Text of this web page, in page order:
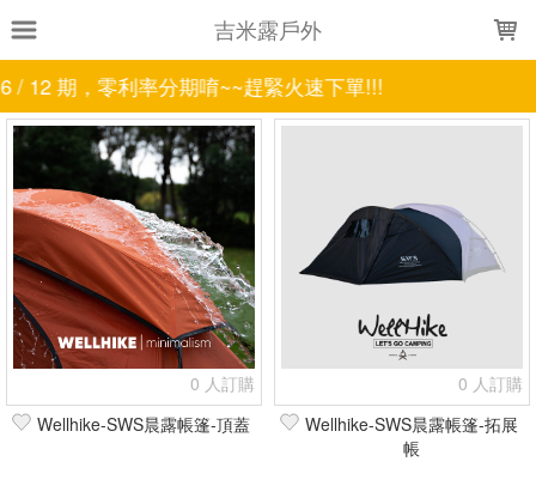
吉米露戶外
率分期唷~~趕緊火速下單!!!
上架時間 銷售件數 銷售價格
樣式尺寸篩選
全部樣式 黑 軍綠
卡其
栗子棕 銀 米白
5單位桌
藤黃
全部尺寸 1.1L 4.1kw
16L
17.5x17cm
19.5x2.7cm 450ml
750LM
不含戰術名牌
無主帳
0 人訂購
Wellhike-SWS晨露帳篷-頂蓋
0 人訂購
Wellhike-SWS晨露帳篷-拓展
帳